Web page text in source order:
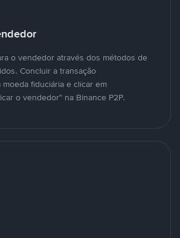
o vendedor através dos métodos de
Concluir a transação
fiduciária e clicar em
o vendedor" na Binance P2P.